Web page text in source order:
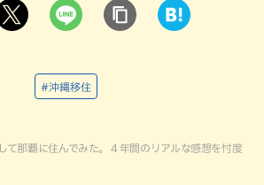
#沖縄移住
て那覇に住んでみた。４年間のリアルな感想を忖度